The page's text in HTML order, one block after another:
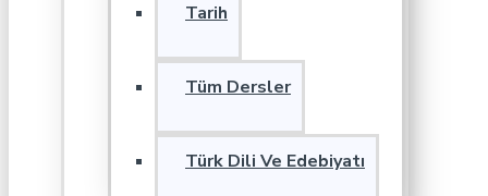
Tarih
Tüm Dersler
Türk Dili Ve Edebiyatı